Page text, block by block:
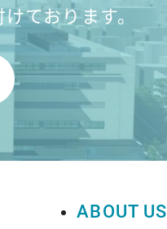
けております。
ABOUT US